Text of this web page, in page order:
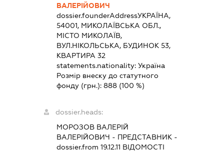
ВАЛЕРІЙОВИЧ
dossier.founderAddressУКРАЇНА,
54001, МИКОЛАЇВСЬКА ОБЛ.,
МІСТО МИКОЛАЇВ,
ВУЛ.НІКОЛЬСЬКА, БУДИНОК 53,
КВАРТИРА 32
statements.nationality: Україна
Розмір внеску до статутного
фонду (грн.): 888(100 %)
dossier.heads:
МОРОЗОВ ВАЛЕРІЙ
ВАЛЕРІЙОВИЧ - ПРЕДСТАВНИК-
dossier.from 19.12.11 ВІДОМОСТІ